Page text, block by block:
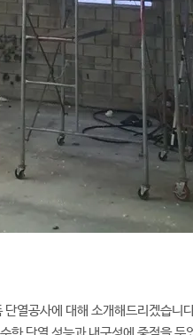
열공사에 대해 소개해드리겠습니